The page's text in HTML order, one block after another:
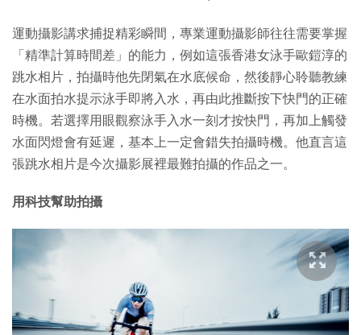
運動攝影講求捕捉精彩瞬間，專業運動攝影師往往需要掌握
「精準計算時間差」的能力，例如這張香港女泳手歐鎧淳的
跳水相片，拍攝時他先閉氣在水底候命，然後靜心聆聽教練
在水面拍水提示泳手即將入水，再由此推斷按下快門的正確
時機。若選擇用眼觀察泳手入水一刻才按快門，再加上觸發
水面閃燈會有延遲，基本上一定會錯失拍攝時機。他直言這
張跳水相片是今次攝影展裡最難拍攝的作品之一。
用科技幫助拍攝